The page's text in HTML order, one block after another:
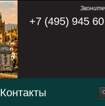
+7 (495) 945
Контакты